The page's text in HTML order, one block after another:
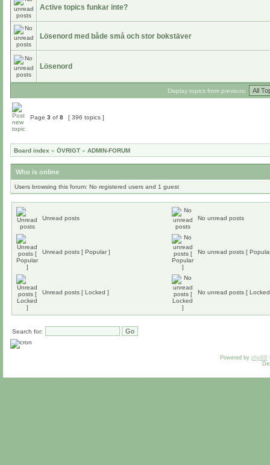
Active topics funkar inte?
Lösenord med både små och stor bokstäver
Lösenord
Display topics from previous:
Page 3 of 8 [ 396 topics ]
Board index » ÖVRIGT » ADMIN-FORUM
Who is online
Users browsing this forum: No registered users and 1 guest
Unread posts No unread posts
Unread posts [ Popular ] No unread posts [
Unread posts [ Locked ] No unread posts [
Search for:
Powered by phpBB